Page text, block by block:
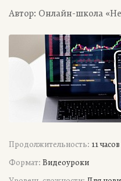
Автор: Онлайн-школа
Продолжительность: 11 часов
Формат: Видеоуроки